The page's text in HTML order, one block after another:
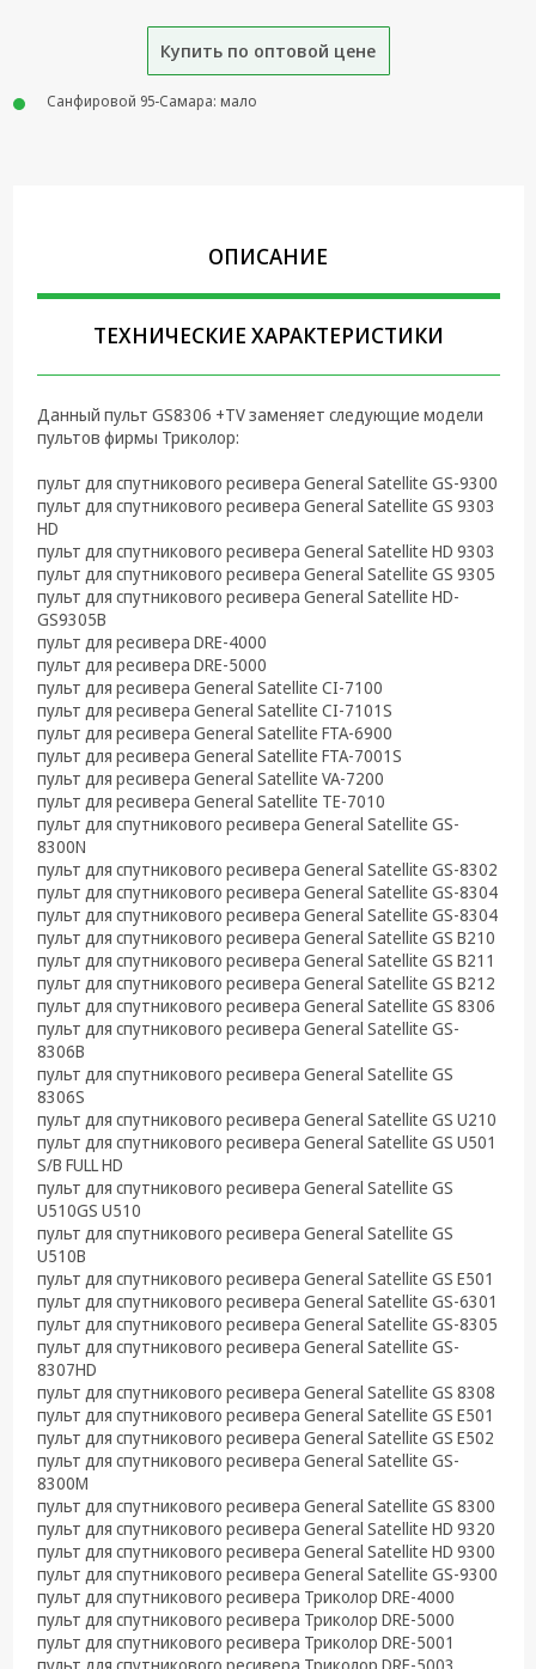
аксессуары и
Аудиотехника
Крепеж,
Инструменты
Коммутационное
оборудование и
Телефония
техника
Светотехника
Товары для
дома и Бытовая
техника
Компьютерные
комплектующие
Системы
безопасности
Купить по оптовой цене
Санфировой 95-Самара: мало
ОПИСАНИЕ
ТЕХНИЧЕСКИЕ ХАРАКТЕРИСТИКИ
Данный пульт GS8306 +TV заменяет следующие модели
пультов фирмы Триколор:
пульт для спутникового ресивера General Satellite GS-9300
пульт для спутникового ресивера General Satellite GS 9303
HD
пульт для спутникового ресивера General Satellite HD 9303
пульт для спутникового ресивера General Satellite GS 9305
пульт для спутникового ресивера General Satellite HD-
GS9305B
пульт для ресивера DRE-4000
пульт для ресивера DRE-5000
пульт для ресивера General Satellite CI-7100
пульт для ресивера General Satellite CI-7101S
пульт для ресивера General Satellite FTA-6900
пульт для ресивера General Satellite FTA-7001S
пульт для ресивера General Satellite VA-7200
пульт для ресивера General Satellite TE-7010
пульт для спутникового ресивера General Satellite GS-
8300N
пульт для спутникового ресивера General Satellite GS-8302
пульт для спутникового ресивера General Satellite GS-8304
пульт для спутникового ресивера General Satellite GS-8304
пульт для спутникового ресивера General Satellite GS B210
пульт для спутникового ресивера General Satellite GS B211
пульт для спутникового ресивера General Satellite GS B212
пульт для спутникового ресивера General Satellite GS 8306
пульт для спутникового ресивера General Satellite GS-
8306B
пульт для спутникового ресивера General Satellite GS
8306S
пульт для спутникового ресивера General Satellite GS U210
пульт для спутникового ресивера General Satellite GS U501
S/B FULL HD
пульт для спутникового ресивера General Satellite GS
U510GS U510
пульт для спутникового ресивера General Satellite GS
U510B
пульт для спутникового ресивера General Satellite GS E501
пульт для спутникового ресивера General Satellite GS-6301
пульт для спутникового ресивера General Satellite GS-8305
пульт для спутникового ресивера General Satellite GS-
8307HD
пульт для спутникового ресивера General Satellite GS 8308
пульт для спутникового ресивера General Satellite GS E501
пульт для спутникового ресивера General Satellite GS E502
пульт для спутникового ресивера General Satellite GS-
8300M
пульт для спутникового ресивера General Satellite GS 8300
пульт для спутникового ресивера General Satellite HD 9320
пульт для спутникового ресивера General Satellite HD 9300
пульт для спутникового ресивера General Satellite GS-9300
пульт для спутникового ресивера Триколор DRE-4000
пульт для спутникового ресивера Триколор DRE-5000
пульт для спутникового ресивера Триколор DRE-5001